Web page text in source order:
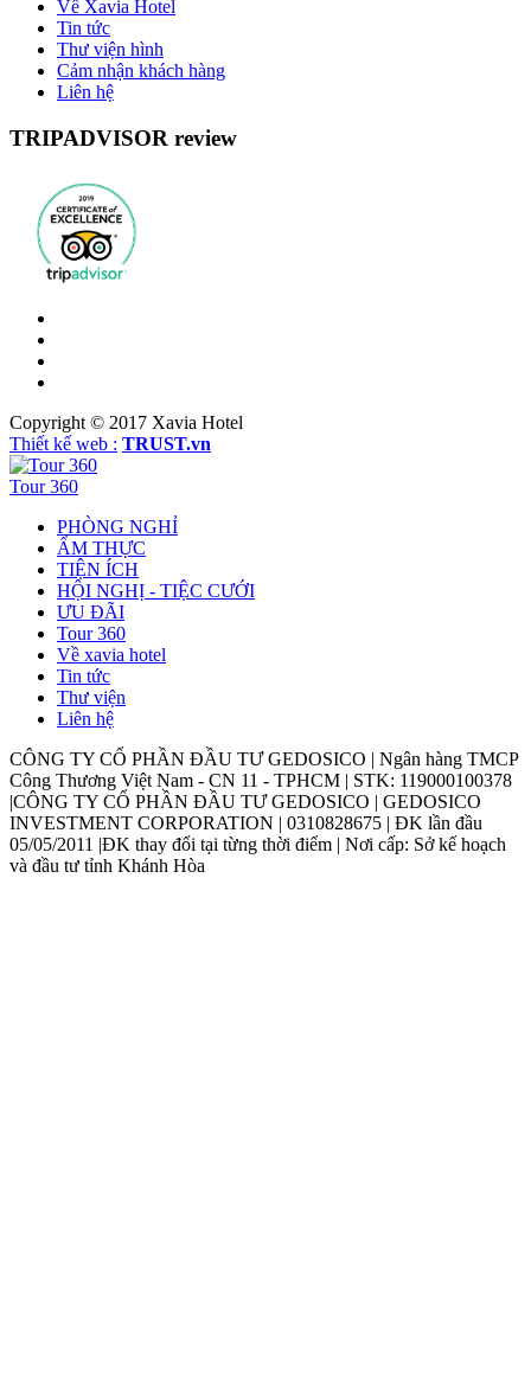
Về Xavia Hotel
Tin tức
Thư viện hình
Cảm nhận khách hàng
Liên hệ
TRIPADVISOR review
Copyright © 2017 Xavia Hotel
Thiết kế web : TRUST.vn
Tour 360
PHÒNG NGHỈ
ẨM THỰC
TIỆN ÍCH
HỘI NGHỊ - TIỆC CƯỚI
ƯU ĐÃI
Tour 360
Về xavia hotel
Tin tức
Thư viện
Liên hệ
CÔNG TY CỔ PHẦN ĐẦU TƯ GEDOSICO | Ngân hàng TMCP
Công Thương Việt Nam - CN 11 - TPHCM | STK: 119000100378
|CÔNG TY CỔ PHẦN ĐẦU TƯ GEDOSICO | GEDOSICO
INVESTMENT CORPORATION | 0310828675 | ĐK lần đầu
05/05/2011 |ĐK thay đổi tại từng thời điểm | Nơi cấp: Sở kế hoạch
và đầu tư tỉnh Khánh Hòa